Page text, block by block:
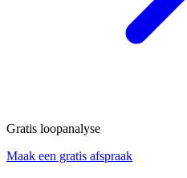
Gratis loopanalyse
Maak een gratis afspraak